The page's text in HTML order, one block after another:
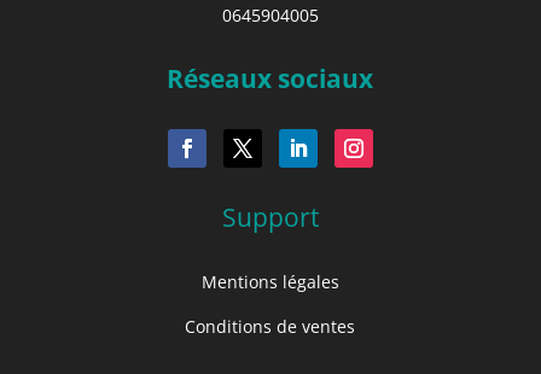
0645904005
Réseaux sociaux
Support
Mentions légales
Conditions de ventes